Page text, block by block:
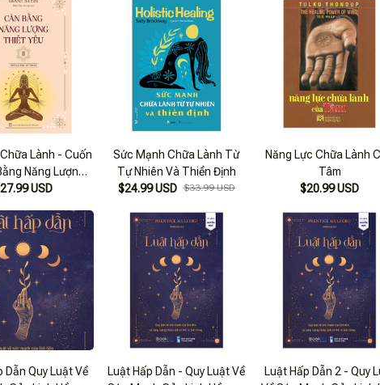
Lành - Cuốn
Năng Lượng
Ii - Chữa Lành Nữ
USD
Sức Mạnh Chữa Lành Từ
Tự Nhiên Và Thiền Định
$24.99 USD $33.99 USD
Năng Lực Chữa Lành
Tâm
$20.99 USD
Dẫn Quy Luật Về
Luật Hấp Dẫn - Quy Luật Về
Luật Hấp Dẫn 2 - Quy